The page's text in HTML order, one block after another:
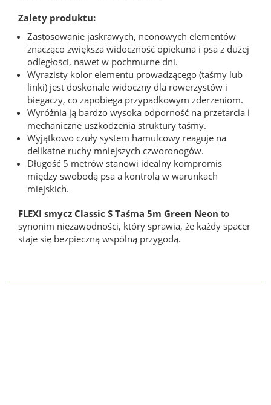
Zalety produktu:
Zastosowanie jaskrawych, neonowych elementów
znacząco zwiększa widoczność opiekuna i psa z dużej
odległości, nawet w pochmurne dni.
Wyrazisty kolor elementu prowadzącego (taśmy lub
linki) jest doskonale widoczny dla rowerzystów i
biegaczy, co zapobiega przypadkowym zderzeniom.
Wyróżnia ją bardzo wysoka odporność na przetarcia i
mechaniczne uszkodzenia struktury taśmy.
Wyjątkowo czuły system hamulcowy reaguje na
delikatne ruchy mniejszych czworonogów.
Długość 5 metrów stanowi idealny kompromis
między swobodą psa a kontrolą w warunkach
miejskich.
FLEXI smycz Classic S Taśma 5m Green Neon to
synonim niezawodności, który sprawia, że każdy spacer
staje się bezpieczną wspólną przygodą.